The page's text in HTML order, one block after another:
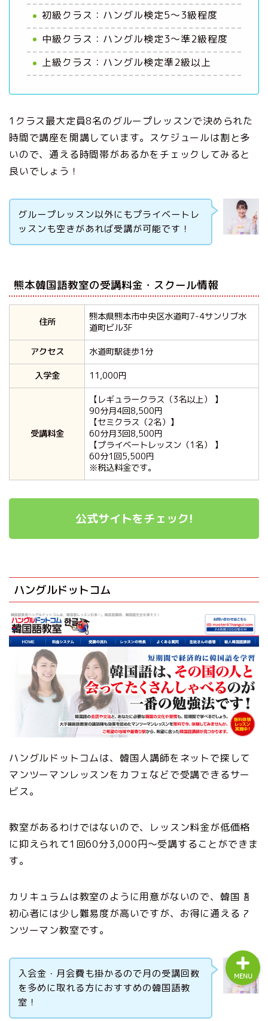
初級クラス：ハングル検定5～3級程度
中級クラス：ハングル検定3～準2級程度
上級クラス：ハングル検定準2級以上
1クラス最大定員8名のグループレッスンで決められた
時間で講座を開講しています。スケジュールは割と多
いので、通える時間帯があるかをチェックしてみると
良いでしょう！
グループレッスン以外にもプライベートレ
ッスンも空きがあれば受講が可能です！
熊本韓国語教室の受講料金・スクール情報
住所
熊本県熊本市中央区水道町7-4サンリブ水
道町ビル3F
アクセス
水道町駅徒歩1分
入学金
11,000円
受講料金
【レギュラークラス（3名以上） 】
90分月4回8,500円
【セミクラス（2名）】
60分月3回8,500円
【プライベートレッスン（1名） 】
60分1回5,500円
※税込料金です。
公式サイトをチェック!
ハングルドットコム
ハングルドットコムは、韓国人講師をネットで探して
マンツーマンレッスンをカフェなどで受講できるサー
ビス。
教室があるわけではないので、レッスン料金が低価格
に抑えられて1回60分3,000円〜受講することができま
す。
カリキュラムは教室のように用意がないので、韓国語
初心者には少し難易度が高いですが、お得に通えるマ
ンツーマン教室です。
入会金・月会費も掛かるので月の受講回数
を多めに取れる方におすすめの韓国語教
室！
MENU
Korean Withとは？
韓国語教室・教材向け広告
お問い合わせ